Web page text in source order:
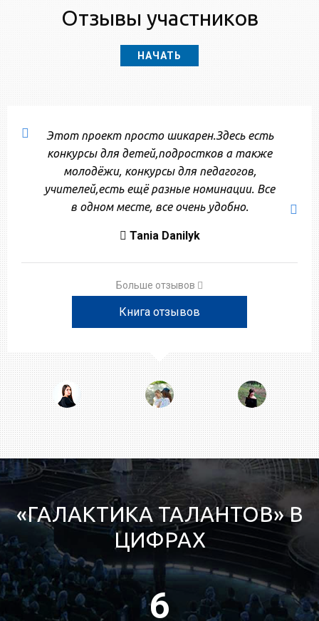
Отзывы участников
НАЧАТЬ
Этот проект просто шикарен.Здесь есть
конкурсы для детей,подростков а также
молодёжи, конкурсы для педагогов,
учителей,есть ещё разные номинации. Все
в одном месте, все очень удобно.
Tania Danilyk
Больше отзывов
Книга отзывов
«ГАЛАКТИКА ТАЛАНТОВ» В
ЦИФРАХ
7